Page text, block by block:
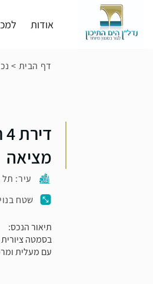
אודות
דף הבית >
מציאה
עיר: תל
שטח בנוי:
תיאור הנכס:
עם מעלית ומרפסת